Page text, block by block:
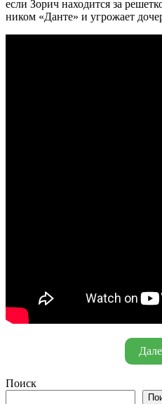
если Зорич находится за
ником «Данте» и угрожает
Поиск